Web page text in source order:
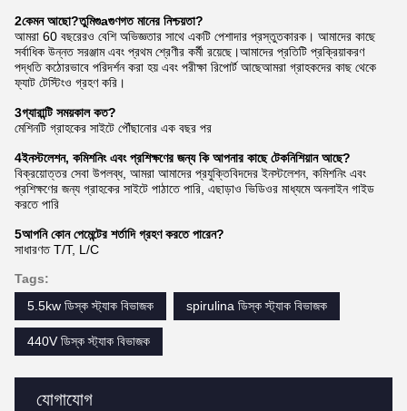
যোগাযোগ
2কেমন আছো?তুমিগুaগুণগত মানের নিশ্চয়তা?
আমরা 60 বছরেরও বেশি অভিজ্ঞতার সাথে একটি পেশাদার প্রস্তুতকারক। আমাদের কাছে
সর্বাধিক উন্নত সরঞ্জাম এবং প্রথম শ্রেণীর কর্মী রয়েছে।আমাদের প্রতিটি প্রক্রিয়াকরণ
পদ্ধতি কঠোরভাবে পরিদর্শন করা হয় এবং পরীক্ষা রিপোর্ট আছেআমরা গ্রাহকদের কাছ থেকে
ফ্যাট টেস্টিংও গ্রহণ করি।
3গ্যারান্টি সময়কাল কত?
মেশিনটি গ্রাহকের সাইটে পৌঁছানোর এক বছর পর
4ইনস্টলেশন, কমিশনিং এবং প্রশিক্ষণের জন্য কি আপনার কাছে টেকনিশিয়ান আছে?
বিক্রয়োত্তর সেবা উপলব্ধ, আমরা আমাদের প্রযুক্তিবিদদের ইনস্টলেশন, কমিশনিং এবং
প্রশিক্ষণের জন্য গ্রাহকের সাইটে পাঠাতে পারি, এছাড়াও ভিডিওর মাধ্যমে অনলাইন গাইড
করতে পারি
5আপনি কোন পেমেন্টের শর্তাদি গ্রহণ করতে পারেন?
সাধারণত T/T, L/C
Tags:
5.5kw ডিস্ক স্ট্যাক বিভাজক
spirulina ডিস্ক স্ট্যাক বিভাজক
440V ডিস্ক স্ট্যাক বিভাজক